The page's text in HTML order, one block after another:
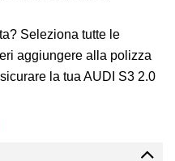
Seleziona tutte le
aggiungere alla polizza
la tua AUDI S3 2.0